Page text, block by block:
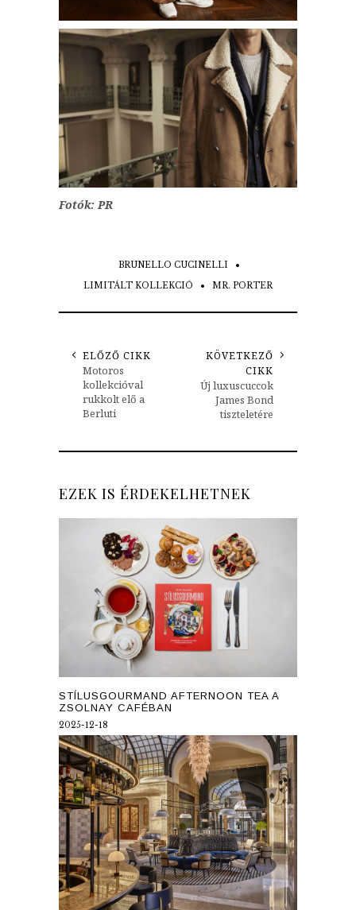
Fotók: PR
BRUNELLO CUCINELLI
LIMITÁLT KOLLEKCIÓ
MR. PORTER
ELŐZŐ CIKK
Motoros
kollekcióval
rukkolt elő a
Berluti
KÖVETKEZŐ
CIKK
Új luxuscuccok
James Bond
tiszteletére
EZEK IS ÉRDEKELHETNEK
STÍLUSGOURMAND AFTERNOON TEA A
ZSOLNAY CAFÉBAN
2025-12-18